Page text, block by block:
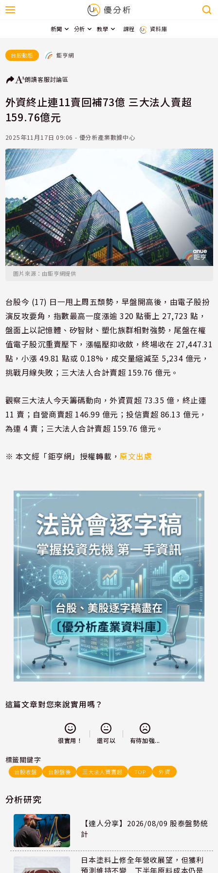
新聞 分析 教學 課程 資料庫
台股動態 鉅亨網
朗讀客服討論區
外資終止連11賣回補73億 三大法人賣超
159.76億元
2025年11月17日 09:06 - 優分析產業數據中心
圖片來源：由鉅亨網提供
台股今 (17) 日一甩上周五頹勢，早盤開高後，由電子股扮
演反攻要角，指數最高一度漲逾 320 點衝上 27,723 點，
盤面上以記憶體、矽智財、塑化族群相對強勢，尾盤在權
值電子股沉重賣壓下，漲幅壓抑收斂，終場收在 27,447.31
點，小漲 49.81 點或 0.18%，成交量縮減至 5,234 億元，
挑戰月線失敗；三大法人合計賣超 159.76 億元。
觀察三大法人今天籌碼動向，外資買超 73.35 億，終止連
11 賣；自營商賣超 146.99 億元；投信賣超 86.13 億元，
為連 4 賣；三大法人合計賣超 159.76 億元。
※ 本文經「鉅亨網」授權轉載，原文出處
這篇文章對您來說實用嗎？
很實用！ 還可以 有待加強...
標籤關鍵字
台股收盤 台股盤後 三大法人買賣超 TOP 外資
分析研究
【達人分享】2026/08/09 股泰盤勢統
計
日本塗料上修全年營收展望，但獲利
預測維持不變 下半年原料成本仍是